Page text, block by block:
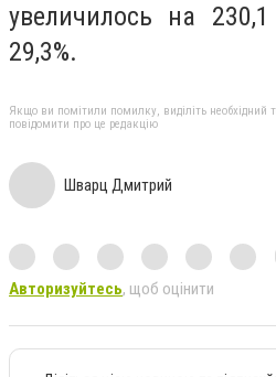
увеличилось на
29,3%.
Якщо ви помітили помилку, виділіть необхідний
повідомити про це редакцію
Шварц Дмитрий
Авторизуйтесь, щоб оцінити